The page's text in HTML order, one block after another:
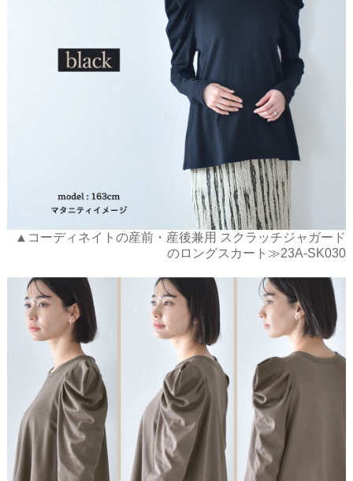
▲コーディネイトの産前・産後兼用 スクラッチジャガード
のロングスカート≫23A-SK030